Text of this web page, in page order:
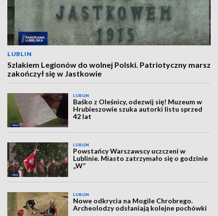
LUBLIN
Szlakiem Legionów do wolnej Polski. Patriotyczny marsz
zakończył się w Jastkowie
LUBLIN
Baśko z Oleśnicy, odezwij się! Muzeum w
Hrubieszowie szuka autorki listu sprzed
42 lat
LUBLIN
Powstańcy Warszawscy uczczeni w
Lublinie. Miasto zatrzymało się o godzinie
„W”
LUBLIN
Nowe odkrycia na Mogile Chrobrego.
Archeolodzy odsłaniają kolejne pochówki